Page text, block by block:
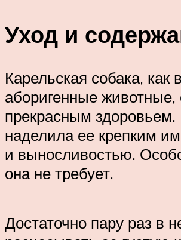
Уход и
Карельская собака, как
аборигенные животные,
прекрасным
наделила ее крепким
и выносливостью.
она не требует.
Достаточно пару раз в